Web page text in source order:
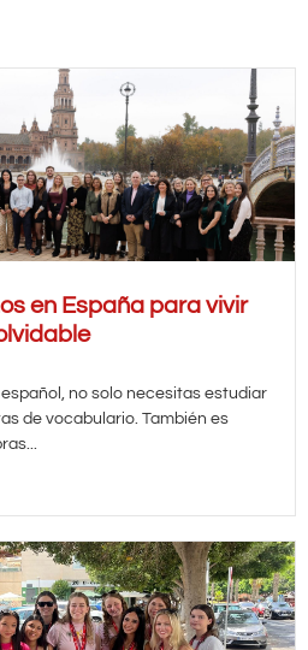
en España para vivir
no solo necesitas estudiar
de vocabulario. También es